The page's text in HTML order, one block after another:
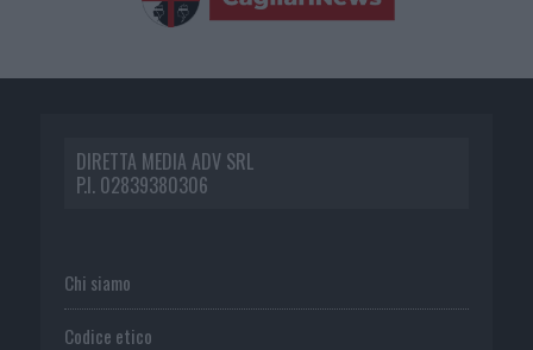
DIRETTA MEDIA ADV SRL
P.I. 02839380306
Chi siamo
Codice etico